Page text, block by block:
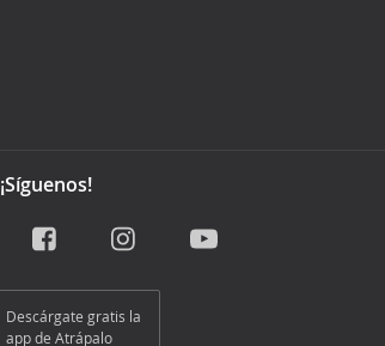
¡Síguenos!
Descárgate gratis la
app de Atrápalo